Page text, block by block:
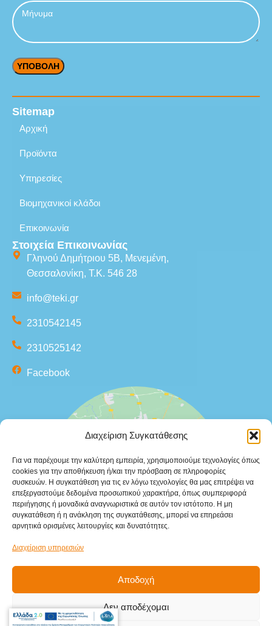
Διαχείριση Συγκατάθεσης
Για να παρέχουμε την καλύτερη εμπειρία, χρησιμοποιούμε τεχνολογίες όπως
cookies για την αποθήκευση ή/και την πρόσβαση σε πληροφορίες
συσκευών. Η συγκατάθεση για τις εν λόγω τεχνολογίες θα μας επιτρέψει να
επεξεργαστούμε δεδομένα προσωπικού χαρακτήρα, όπως συμπεριφορά
περιήγησης ή μοναδικά αναγνωριστικά σε αυτόν τον ιστότοπο. Η μη
συγκατάθεση ή η ανάκληση της συγκατάθεσης, μπορεί να επηρεάσει
αρνητικά ορισμένες λειτουργίες και δυνατότητες.
Διαχείριση υπηρεσιών
Αποδοχή
Δεν αποδέχομαι
Sitemap
Αρχική
Προϊόντα
Υπηρεσίες
Βιομηχανικοί κλάδοι
Επικοινωνία
Στοιχεία Επικοινωνίας
Γληνού Δημήτριου 5Β, Μενεμένη,
Θεσσαλονίκη, Τ.Κ. 546 28
info@teki.gr
2310542145
2310525142
Facebook
Κάντε κλικ στο κουμπί 'Συμφωνώ' για να
ενεργοποιήσετε το Google maps.
Συμφωνώ
ΓΑΛΟΝΗΣ Α.Ε. All rights
reserved. Powered by